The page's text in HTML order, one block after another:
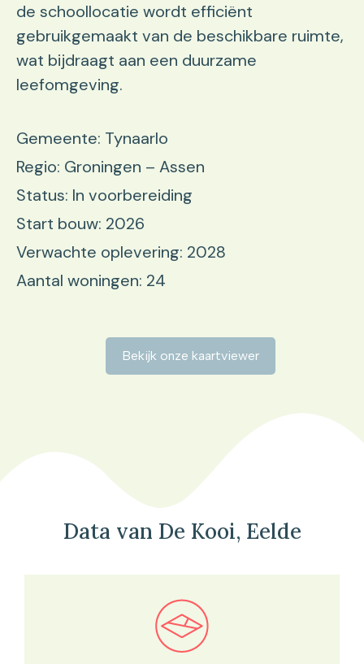
de schoollocatie wordt efficiënt
gebruikgemaakt van de beschikbare ruimte,
wat bijdraagt aan een duurzame
leefomgeving.
Gemeente: Tynaarlo
Regio: Groningen – Assen
Status: In voorbereiding
Start bouw: 2026
Verwachte oplevering: 2028
Aantal woningen: 24
Bekijk onze kaartviewer
Data van De Kooi, Eelde
Bekijk in onze kaartviewer